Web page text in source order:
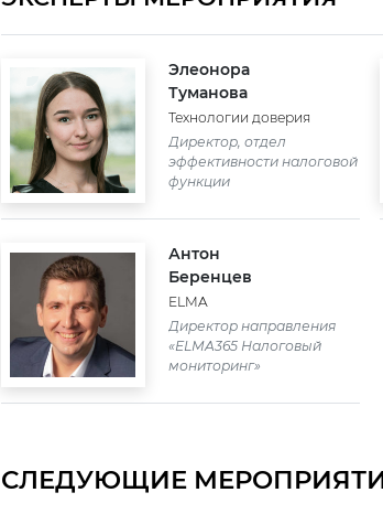
Элеонора
Туманова
Технологии доверия
Директор, отдел
эффективности налоговой
функции
Антон
Беренцев
ELMA
Директор направления
«ELMA365 Налоговый
мониторинг»
СЛЕДУЮЩИЕ